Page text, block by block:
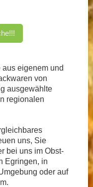
eigenem und
von
ausgewählte
regionalen
uns, Sie
bei uns im Obst-
Egringen, in
oder auf